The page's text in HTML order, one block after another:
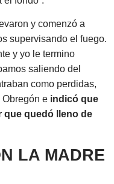
y comenzó a
supervisando el fuego.
y yo le termino
saliendo del
como perdidas,
Obregón e indicó que
que quedó lleno de
LA MADRE